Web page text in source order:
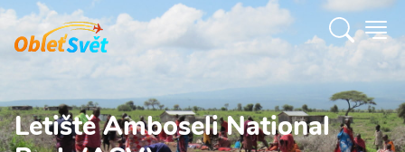
Letiště Amboseli National